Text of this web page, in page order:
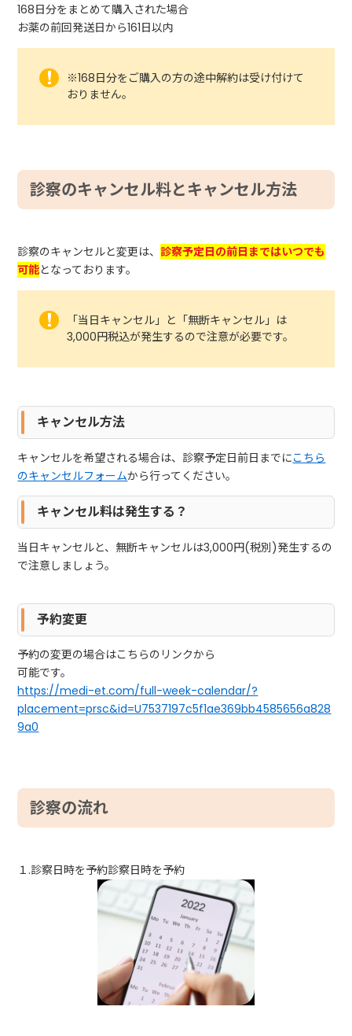
168日分をまとめて購入された場合
お薬の前回発送日から161日以内
※168日分をご購入の方の途中解約は受け付けて
おりません。
診察のキャンセル料とキャンセル方法
診察のキャンセルと変更は、診察予定日の前日まではいつでも
可能となっております。
「当日キャンセル」と「無断キャンセル」は
3,000円税込が発生するので注意が必要です。
キャンセル方法
キャンセルを希望される場合は、診察予定日前日までにこちら
のキャンセルフォームから行ってください。
キャンセル料は発生する？
当日キャンセルと、無断キャンセルは3,000円(税別)発生するの
で注意しましょう。
予約変更
予約の変更の場合はこちらのリンクから
可能です。
https://medi-et.com/full-week-calendar/?
placement=prsc&id=U7537197c5f1ae369bb4585656a828
9a0
診察の流れ
１.診察日時を予約診察日時を予約